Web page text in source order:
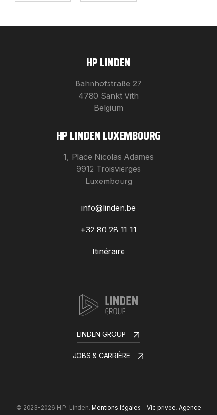
HP LINDEN
Bahnhofstraße 27
4780 Sankt Vith
Belgium
HP LINDEN LUXEMBOURG
1, Place Nicolas Adames
9912 Troisvierges
Luxembourg
info@linden.be
+32 80 28 11 11
Itinéraire
LINDEN GROUP
JOBS & CARRIÈRE
© 2023-2026 H.P. Linden. Mentions légales - Vie privée. Agence